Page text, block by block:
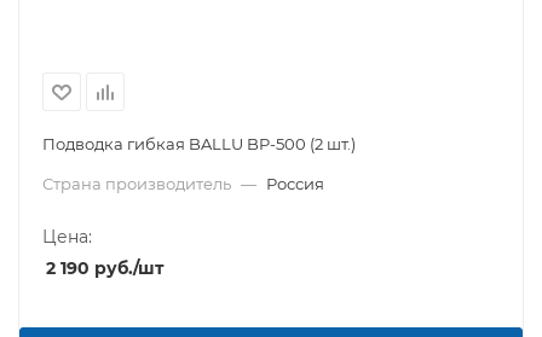
Подводка гибкая BALLU BP-500 (2 шт.)
Страна производитель — Россия
Цена:
2 190 руб./шт